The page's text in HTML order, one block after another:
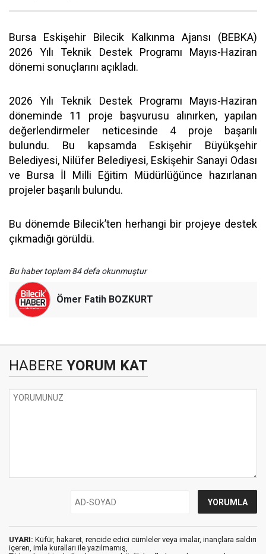
Bursa Eskişehir Bilecik Kalkınma Ajansı (BEBKA)
2026 Yılı Teknik Destek Programı Mayıs-Haziran
dönemi sonuçlarını açıkladı.
2026 Yılı Teknik Destek Programı Mayıs-Haziran
döneminde 11 proje başvurusu alınırken, yapılan
değerlendirmeler neticesinde 4 proje başarılı
bulundu. Bu kapsamda Eskişehir Büyükşehir
Belediyesi, Nilüfer Belediyesi, Eskişehir Sanayi Odası
ve Bursa İl Milli Eğitim Müdürlüğünce hazırlanan
projeler başarılı bulundu.
Bu dönemde Bilecik’ten herhangi bir projeye destek
çıkmadığı görüldü.
Bu haber toplam 84 defa okunmuştur
Ömer Fatih BOZKURT
HABERE YORUM KAT
UYARI: Küfür, hakaret, rencide edici cümleler veya imalar, inançlara saldırı
içeren, imla kuralları ile yazılmamış,